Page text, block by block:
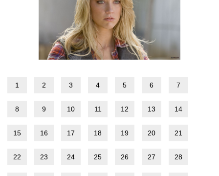
1 2 3 4 5 6 7
8 9 10 11 12 13 14
15 16 17 18 19 20 21
22 23 24 25 26 27 28